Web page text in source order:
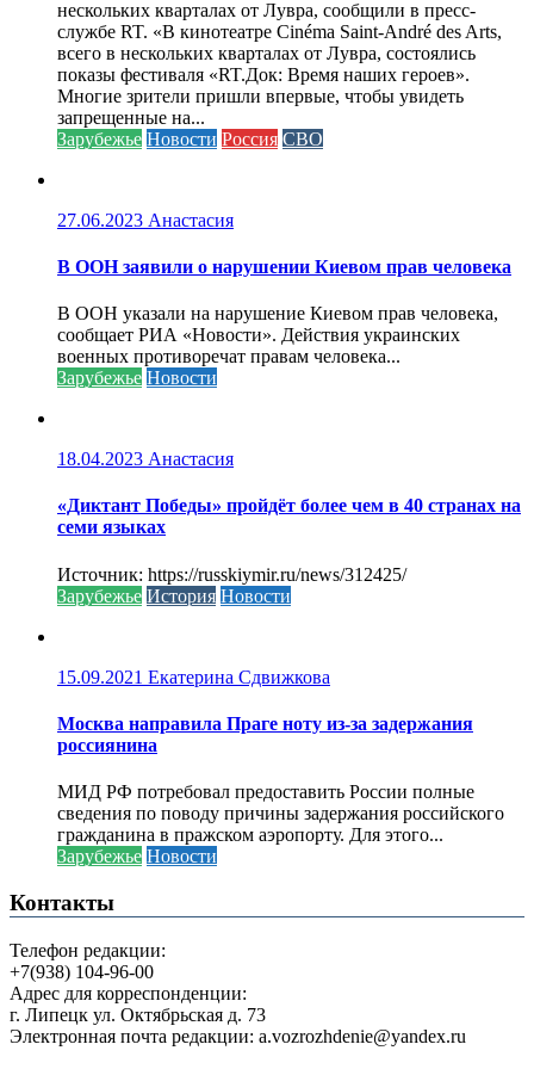
нескольких кварталах от Лувра, сообщили в пресс-
службе RT. «В кинотеатре Cinéma Saint-André des Arts,
всего в нескольких кварталах от Лувра, состоялись
показы фестиваля «RT.Док: Время наших героев».
Многие зрители пришли впервые, чтобы увидеть
запрещенные на...
Зарубежье Новости Россия СВО
27.06.2023 Анастасия
В ООН заявили о нарушении Киевом прав человека
В ООН указали на нарушение Киевом прав человека,
сообщает РИА «Новости». Действия украинских
военных противоречат правам человека...
Зарубежье Новости
18.04.2023 Анастасия
«Диктант Победы» пройдёт более чем в 40 странах на
семи языках
Источник: https://russkiymir.ru/news/312425/
Зарубежье История Новости
15.09.2021 Екатерина Сдвижкова
Москва направила Праге ноту из-за задержания
россиянина
МИД РФ потребовал предоставить России полные
сведения по поводу причины задержания российского
гражданина в пражском аэропорту. Для этого...
Зарубежье Новости
Контакты
Телефон редакции:
+7(938) 104-96-00
Адрес для корреспонденции:
г. Липецк ул. Октябрьская д. 73
Электронная почта редакции: a.vozrozhdenie@yandex.ru